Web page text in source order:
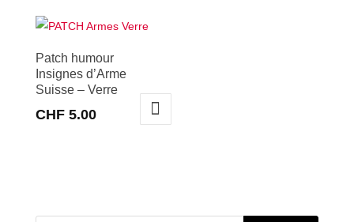
Patch humour
Insignes d’Arme
Suisse – Verre
CHF5.00